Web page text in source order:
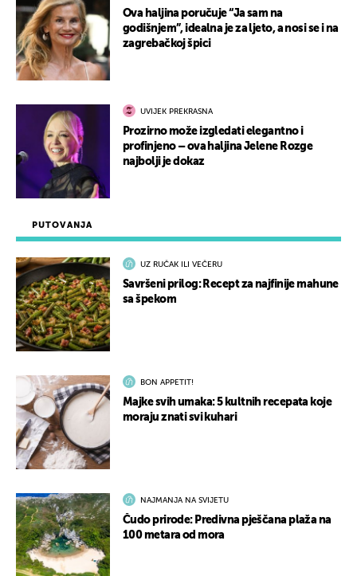
PUTOVANJA
UZ RUČAK ILI VEČERU
Savršeni prilog: Recept za najfinije mahune
sa špekom
BON APPETIT!
Majke svih umaka: 5 kultnih recepata koje
moraju znati svi kuhari
NAJMANJA NA SVIJETU
Čudo prirode: Predivna pješčana plaža na
100 metara od mora
Ova haljina poručuje “Ja sam na
godišnjem”, idealna je za ljeto, a nosi se i na
zagrebačkoj špici
UVIJEK PREKRASNA
Prozirno može izgledati elegantno i
profinjeno – ova haljina Jelene Rozge
najbolji je dokaz